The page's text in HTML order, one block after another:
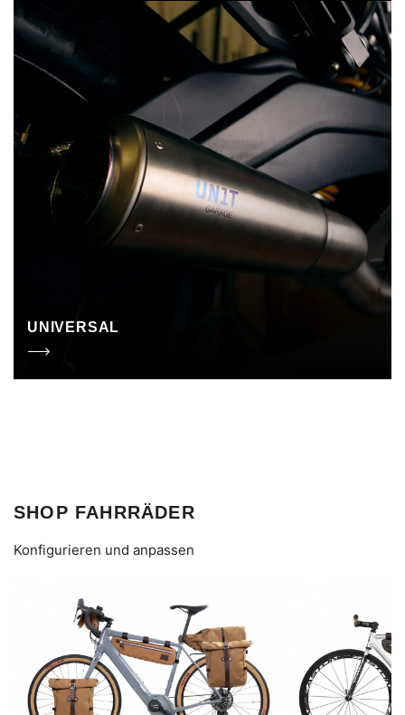
UNIVERSAL
SHOP FAHRRÄDER
Konfigurieren und anpassen